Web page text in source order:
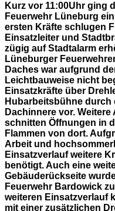
Kurz vor 11:00Uhr ging
Feuerwehr Lüneburg
ersten Kräfte schlugen
Einsatzleiter und
zügig auf Stadtalarm
Lüneburger
Daches war aufgrund
Leichtbauweise nicht
Einsatzkräfte über
Hubarbeitsbühne
Dachinnere vor.
schnitten Öffnungen in
Flammen von dort.
Arbeit und
Einsatzverlauf weitere
benötigt. Auch eine
Gebäuderückseite
Feuerwehr Bardowick
weiteren Einsatzverlauf
mit einer zusätzlichen